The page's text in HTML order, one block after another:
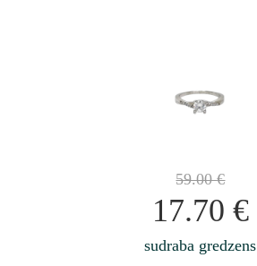
59.00€
17.70 €
sudraba gredzens